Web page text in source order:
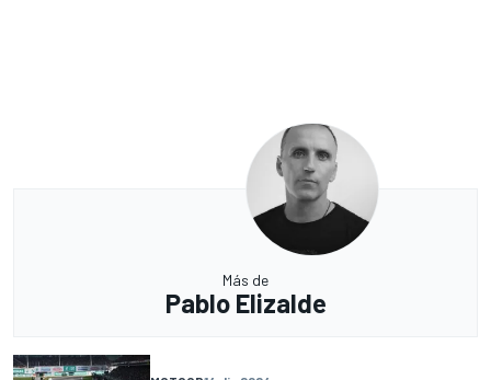
Más de
Pablo Elizalde